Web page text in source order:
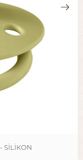
SİLİKON